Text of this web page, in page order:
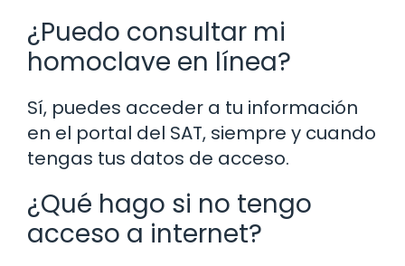
¿Puedo consultar mi
homoclave en línea?
Sí, puedes acceder a tu información
en el portal del SAT, siempre y cuando
tengas tus datos de acceso.
¿Qué hago si no tengo
acceso a internet?